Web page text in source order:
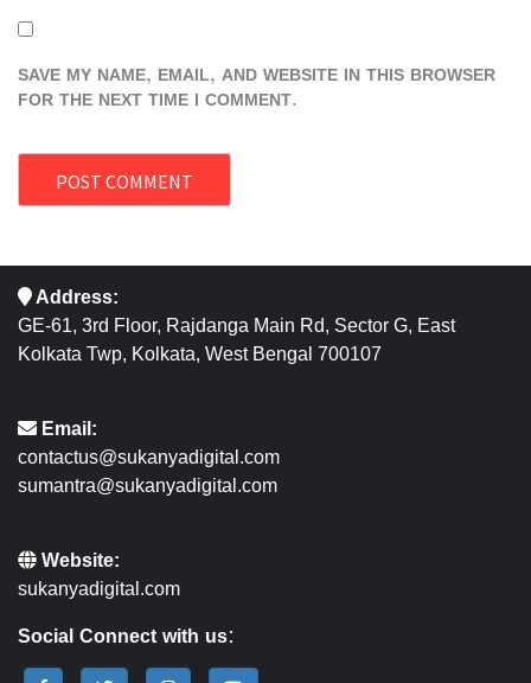
SAVE MY NAME, EMAIL, AND WEBSITE IN THIS BROWSER
FOR THE NEXT TIME I COMMENT.
Address:
GE-61, 3rd Floor, Rajdanga Main Rd, Sector G, East
Kolkata Twp, Kolkata, West Bengal 700107
Email:
contactus@sukanyadigital.com
sumantra@sukanyadigital.com
Website:
sukanyadigital.com
Social Connect with us: